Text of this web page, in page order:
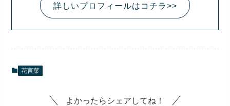
詳しいプロフィールはコチラ>>
花言葉
よかったらシェアしてね！